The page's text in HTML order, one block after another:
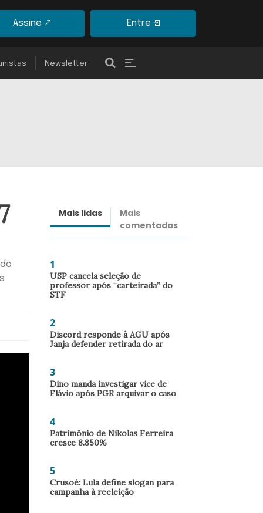
Assine Entre
Newsletter
Mais lidas
Mais
comentadas
1
USP cancela seleção de
professor após “carteirada” do
STF
2
Discord responde à AGU após
Janja defender retirada do ar
3
Dino manda investigar vice de
Flávio após PGR arquivar o caso
4
Patrimônio de Nikolas Ferreira
cresce 8.850%
5
Crusoé: Lula define slogan para
campanha à reeleição